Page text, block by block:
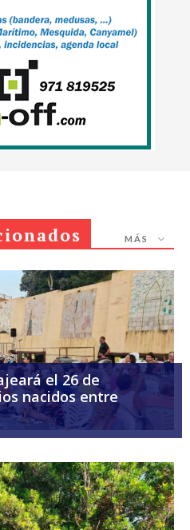
MÁS
el 26 de
nacidos entre